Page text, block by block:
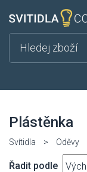
Plástěnka
Svítidla > Oděvy
Řadit podle